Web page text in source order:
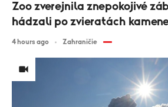
Zoo zverejnila znepokojivé
hádzali po zvieratách
4 hours ago Zahraničie